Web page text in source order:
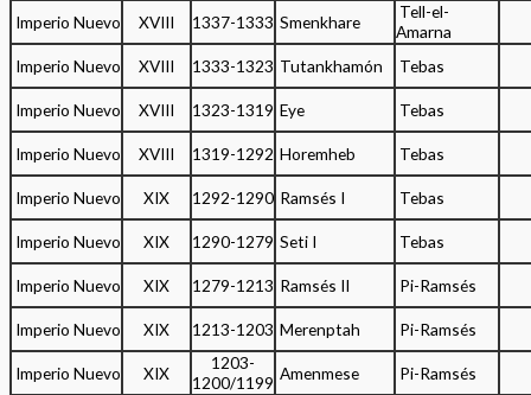
Imperio Nuevo
XVIII 1337-1333 Smenkhare
Tell-el-
Amarna
Imperio Nuevo
XVIII 1333-1323 Tutankhamón Tebas
Imperio Nuevo XVIII 1323-1319 Eye Tebas
Imperio Nuevo XVIII 1319-1292 Horemheb Tebas
Imperio Nuevo XIX 1292-1290 Ramsés I Tebas
Imperio Nuevo XIX 1290-1279 Seti I Tebas
Imperio Nuevo XIX 1279-1213 Ramsés II Pi-Ramsés
Imperio Nuevo XIX 1213-1203 Merenptah Pi-Ramsés
Imperio Nuevo XIX
1203-
1200/1199 Amenmese Pi-Ramsés